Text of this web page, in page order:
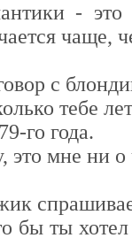
-
чаще,
с
тебе
го года.
это мне ни о
бы ты хотел